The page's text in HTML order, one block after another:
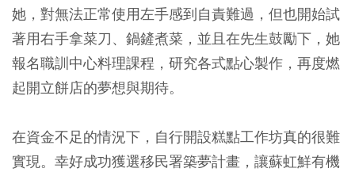
她，對無法正常使用左手感到自責難過，但也開始試
著用右手拿菜刀、鍋鏟煮菜，並且在先生鼓勵下，她
報名職訓中心料理課程，研究各式點心製作，再度燃
起開立餅店的夢想與期待。
在資金不足的情況下，自行開設糕點工作坊真的很難
實現。幸好成功獲選移民署築夢計畫，讓蘇虹鮮有機